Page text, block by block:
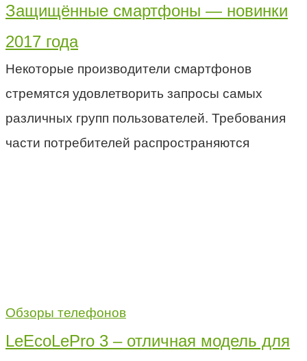
Защищённые смартфоны — новинки
2017 года
Некоторые производители смартфонов
стремятся удовлетворить запросы самых
различных групп пользователей. Требования
части потребителей распространяются
Обзоры телефонов
LeEcoLePro 3 – отличная модель для